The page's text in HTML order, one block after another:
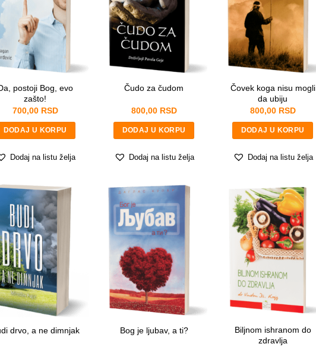
postoji Bog, evo
zašto!
700,00 RSD
DODAJ U KORPU
Dodaj na listu želja
Čudo za čudom
800,00 RSD
DODAJ U KORPU
Dodaj na listu želja
Čovek koga nisu mogli
da ubiju
800,00 RSD
DODAJ U KORPU
Dodaj na listu želja
drvo, a ne dimnjak Bog je ljubav, a ti?
Biljnom ishranom do
zdravlja